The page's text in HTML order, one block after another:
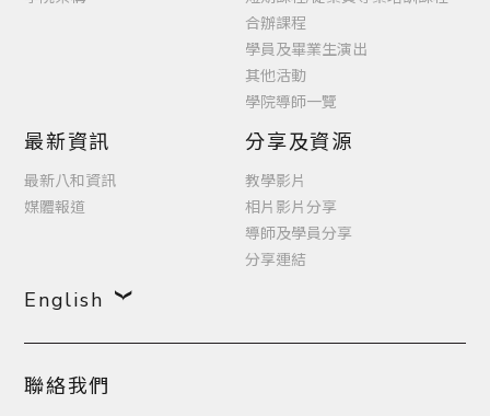
合辦課程
學員及畢業生演出
其他活動
學院導師一覽
最新資訊
最新八和資訊
媒體報道
分享及資源
教學影片
相片影片分享
導師及學員分享
分享連結
English
聯絡我們